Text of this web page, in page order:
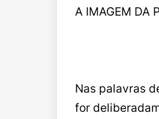
A IMAGEM DA
Nas palavras
for